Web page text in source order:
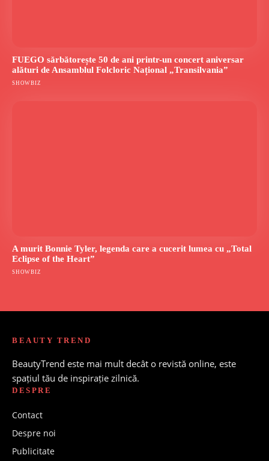
FUEGO sărbătorește 50 de ani printr-un concert aniversar
alături de Ansamblul Folcloric Național „Transilvania”
SHOWBIZ
A murit Bonnie Tyler, legenda care a cucerit lumea cu „Total
Eclipse of the Heart”
SHOWBIZ
BEAUTY TREND
BeautyTrend este mai mult decât o revistă online, este
spațiul tău de inspirație zilnică.
DESPRE
Contact
Despre noi
Publicitate